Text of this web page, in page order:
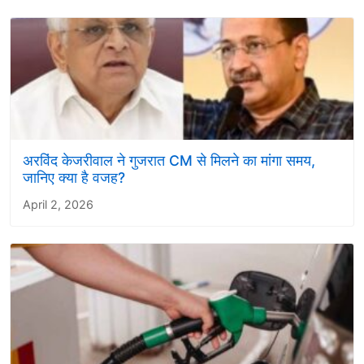
अरविंद केजरीवाल ने गुजरात CM से मिलने का मांगा समय,
जानिए क्या है वजह?
April 2, 2026